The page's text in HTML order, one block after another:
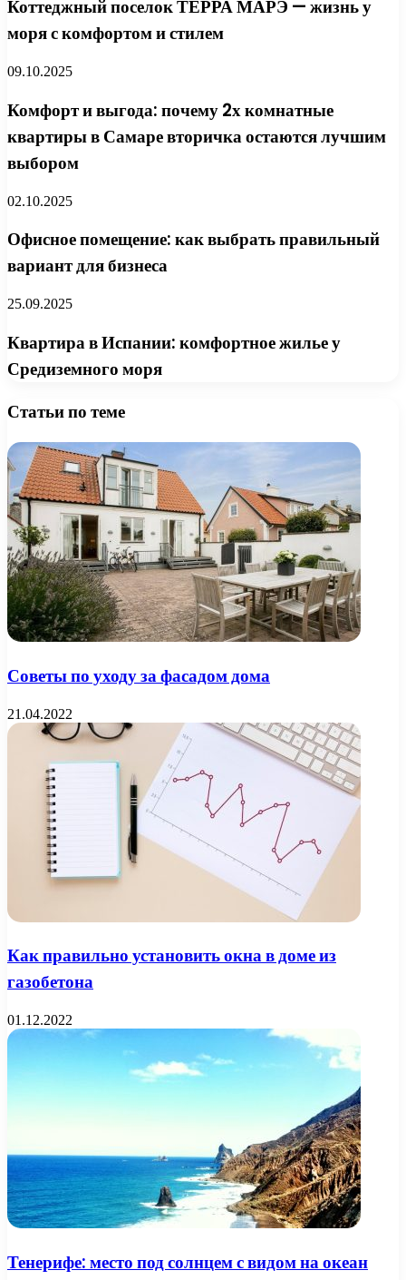
Коттеджный поселок ТЕРРА МАРЭ — жизнь у
моря с комфортом и стилем
09.10.2025
Комфорт и выгода: почему 2х комнатные
квартиры в Самаре вторичка остаются лучшим
выбором
02.10.2025
Офисное помещение: как выбрать правильный
вариант для бизнеса
25.09.2025
Квартира в Испании: комфортное жилье у
Средиземного моря
Статьи по теме
Советы по уходу за фасадом дома
21.04.2022
Как правильно установить окна в доме из
газобетона
01.12.2022
Тенерифе: место под солнцем с видом на океан